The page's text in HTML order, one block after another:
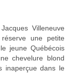
Villeneuve
une petite
jeune Québécois
chevelure blond
inaperçue dans le